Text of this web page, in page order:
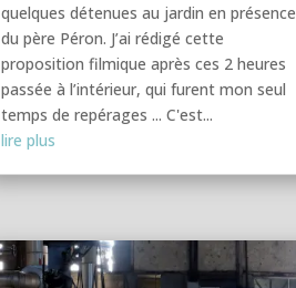
quelques détenues au jardin en présence
du père Péron. J’ai rédigé cette
proposition filmique après ces 2 heures
passée à l’intérieur, qui furent mon seul
temps de repérages ... C'est...
lire plus